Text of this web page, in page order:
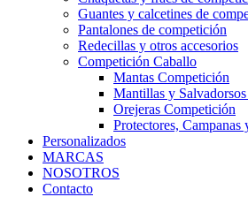
Guantes y calcetines de
Pantalones de competición
Redecillas y otros accesorios
Competición Caballo
Mantas Competición
Mantillas y
Orejeras Competición
Protectores,
Personalizados
MARCAS
NOSOTROS
Contacto